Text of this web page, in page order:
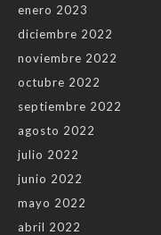
enero 2023
diciembre 2022
noviembre 2022
octubre 2022
septiembre 2022
agosto 2022
julio 2022
junio 2022
mayo 2022
abril 2022